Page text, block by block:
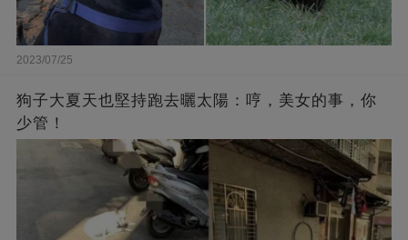
2023/07/25
狗子大夏天也堅持跑去曬太陽：哼，美女的事，你
少管！